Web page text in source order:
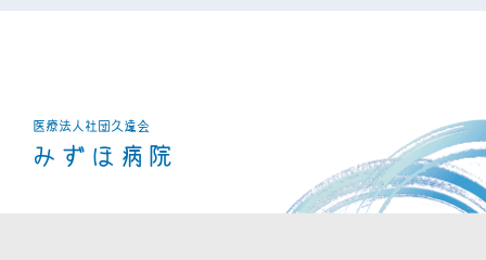
医療法人社団 久遠会
みずほ病院